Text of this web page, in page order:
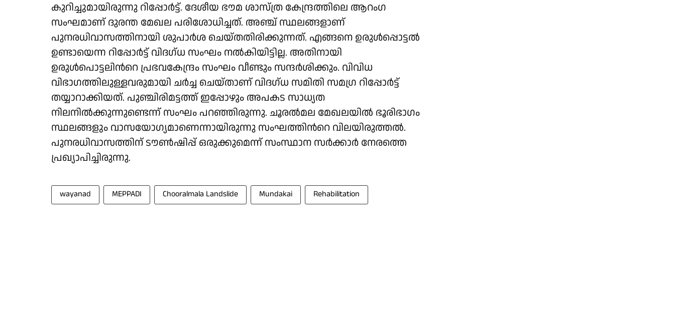
കുറിച്ചുമായിരുന്നു റിപ്പോർട്ട്‌. ദേശീയ ഭൗമ ശാസ്ത്ര കേന്ദ്രത്തിലെ ആറംഗ
സംഘമാണ് ദുരന്ത മേഖല പരിശോധിച്ചത്. അഞ്ച് സ്ഥലങ്ങളാണ്
പുനരധിവാസത്തിനായി ശുപാർശ ചെയ്തതിരിക്കുന്നത്. എങ്ങനെ ഉരുള്‍പ്പൊട്ടല്‍
ഉണ്ടായെന്ന റിപ്പോ‍‍ർട്ട് വിദഗ്ധ സംഘം നല്‍കിയിട്ടില്ല. അതിനായി
ഉരുൾപൊട്ടലിന്‍റെ പ്രഭവകേന്ദ്രം സംഘം വീണ്ടും സന്ദർശിക്കും. വിവിധ
വിഭാഗത്തിലുള്ളവരുമായി ചർച്ച ചെയ്താണ് വിദഗ്ധ സമിതി സമഗ്ര റിപ്പോർട്ട്
തയ്യാറാക്കിയത്. പുഞ്ചിരിമട്ടത്ത് ഇപ്പോഴും അപകട സാധ്യത
നിലനില്‍ക്കുന്നുണ്ടെന്ന് സംഘം പറഞ്ഞിരുന്നു. ചൂരല്‍മല മേഖലയില്‍ ഭൂരിഭാഗം
സ്ഥലങ്ങളും വാസയോഗ്യമാണെന്നായിരുന്നു സംഘത്തിന്‍റെ വിലയിരുത്തല്‍.
പുനരധിവാസത്തിന് ടൗൺഷിപ്പ് ഒരുക്കുമെന്ന് സംസ്ഥാന സർക്കാർ നേരത്തെ
പ്രഖ്യാപിച്ചിരുന്നു.
wayanad MEPPADI Chooralmala Landslide Mundakai Rehabilitation